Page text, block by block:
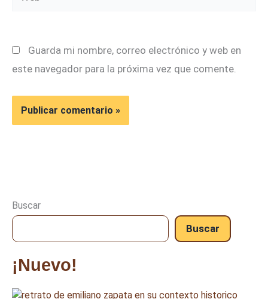
Guarda mi nombre, correo electrónico y web en
este navegador para la próxima vez que comente.
Buscar
Buscar
¡Nuevo!